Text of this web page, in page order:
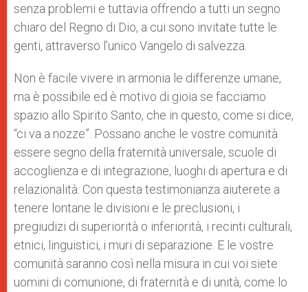
senza problemi e tuttavia offrendo a tutti un segno
chiaro del Regno di Dio, a cui sono invitate tutte le
genti, attraverso l’unico Vangelo di salvezza.
Non è facile vivere in armonia le differenze umane,
ma è possibile ed è motivo di gioia se facciamo
spazio allo Spirito Santo, che in questo, come si dice,
“ci va a nozze”. Possano anche le vostre comunità
essere segno della fraternità universale, scuole di
accoglienza e di integrazione, luoghi di apertura e di
relazionalità. Con questa testimonianza aiuterete a
tenere lontane le divisioni e le preclusioni, i
pregiudizi di superiorità o inferiorità, i recinti culturali,
etnici, linguistici, i muri di separazione. E le vostre
comunità saranno così nella misura in cui voi siete
uomini di comunione, di fraternità e di unità, come lo